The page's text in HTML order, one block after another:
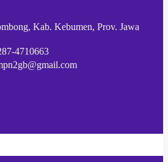
Kab. Kebumen, Prov. Jawa
4710663